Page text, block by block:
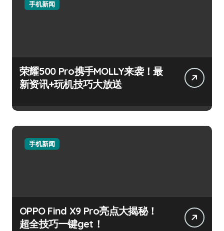
手机新闻
荣耀500 Pro携手MOLLY来袭！最
新资讯+玩机技巧大放送
手机新闻
OPPO Find X9 Pro亮点大揭秘！
超全技巧一键get！